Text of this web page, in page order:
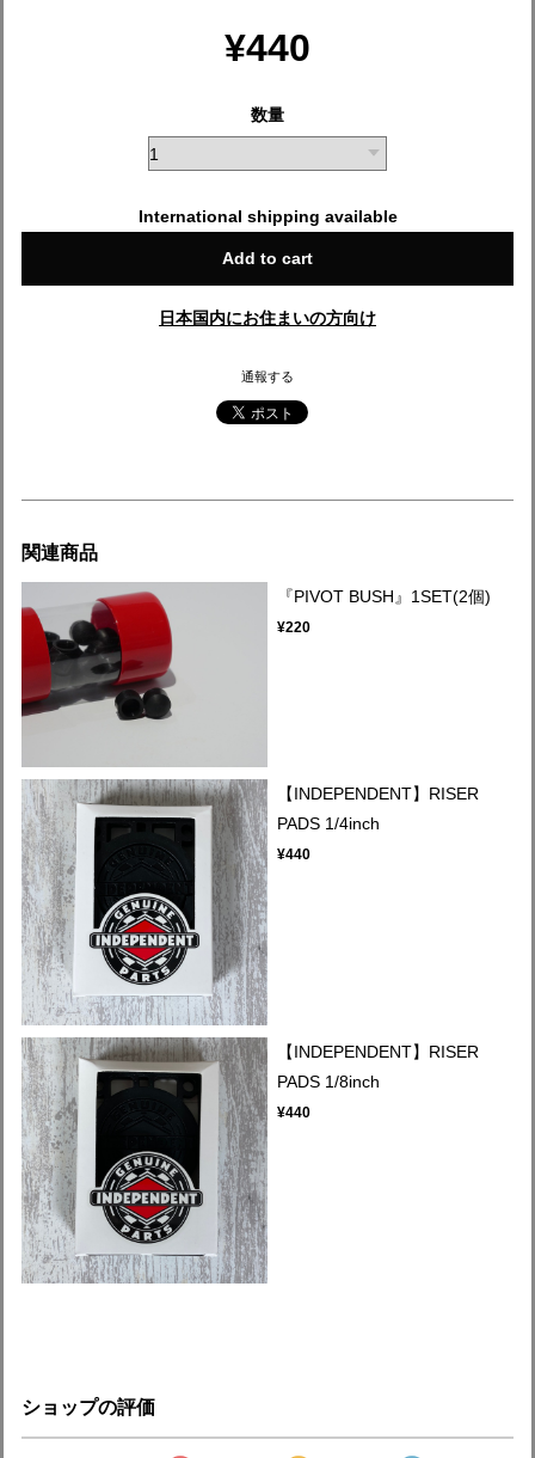
¥440
数量
International shipping available
Add to cart
日本国内にお住まいの方向け
通報する
関連商品
『PIVOT BUSH』1SET(2個)
¥220
【INDEPENDENT】RISER
PADS 1/4inch
¥440
【INDEPENDENT】RISER
PADS 1/8inch
¥440
ショップの評価